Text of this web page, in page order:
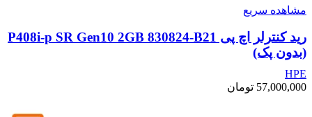
مشاهده سریع
رید کنترلر اچ پی P408i-p SR Gen10 2GB 830824-B21
(بدون پک)
HPE
57,000,000 تومان